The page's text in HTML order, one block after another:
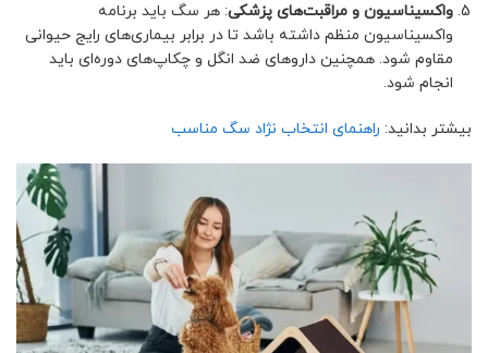
واکسیناسیون و مراقبت‌های پزشکی: هر سگ باید برنامه
واکسیناسیون منظم داشته باشد تا در برابر بیماری‌های رایج حیوانی
مقاوم شود. همچنین داروهای ضد انگل و چکاپ‌های دوره‌ای باید
انجام شود.
بیشتر بدانید: راهنمای انتخاب نژاد سگ مناسب